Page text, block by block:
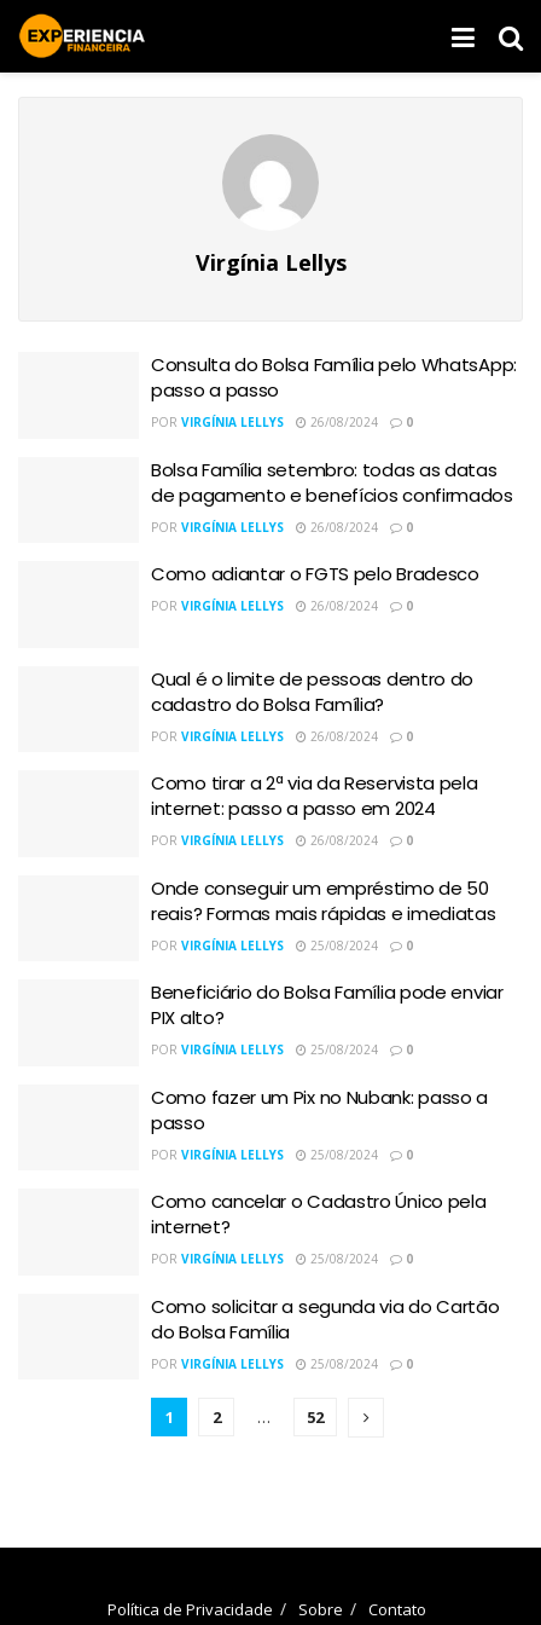
Virgínia Lellys
Consulta do Bolsa Família pelo WhatsApp:
passo a passo
POR VIRGÍNIA LELLYS 26/08/2024 0
Bolsa Família setembro: todas as datas
de pagamento e benefícios confirmados
POR VIRGÍNIA LELLYS 26/08/2024 0
Como adiantar o FGTS pelo Bradesco
POR VIRGÍNIA LELLYS 26/08/2024 0
Qual é o limite de pessoas dentro do
cadastro do Bolsa Família?
POR VIRGÍNIA LELLYS 26/08/2024 0
Como tirar a 2ª via da Reservista pela
internet: passo a passo em 2024
POR VIRGÍNIA LELLYS 26/08/2024 0
Onde conseguir um empréstimo de 50
reais? Formas mais rápidas e imediatas
POR VIRGÍNIA LELLYS 25/08/2024 0
Beneficiário do Bolsa Família pode enviar
PIX alto?
POR VIRGÍNIA LELLYS 25/08/2024 0
Como fazer um Pix no Nubank: passo a
passo
POR VIRGÍNIA LELLYS 25/08/2024 0
Como cancelar o Cadastro Único pela
internet?
POR VIRGÍNIA LELLYS 25/08/2024 0
Como solicitar a segunda via do Cartão
do Bolsa Família
POR VIRGÍNIA LELLYS 25/08/2024 0
1 2 … 52
Política de Privacidade Sobre Contato